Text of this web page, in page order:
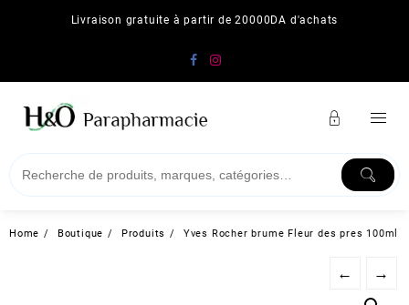
Livraison gratuite à partir de 20000DA d'achats
Home Boutique Produits Yves Rocher brume Fleur des pres 100ml
← →